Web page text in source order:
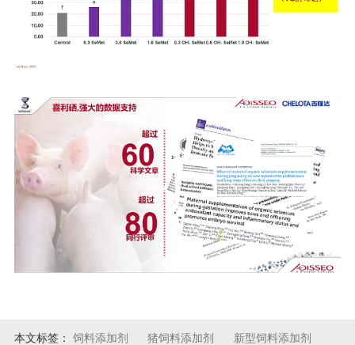
本文标签： 饲料添加剂 猪饲料添加剂
新型饲料添加剂